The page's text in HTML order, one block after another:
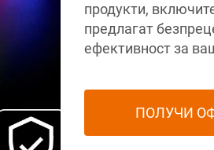
продукти,
предлагат
ефективност за
ПОЛУЧИ